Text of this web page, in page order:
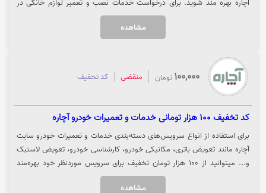
آچاره بهره مند شوید. برای درخواست خدمات نصب و تعمیر لوازم خانگی در
سایت آچاره روی گزینه "خرید کنید" کلیک نمایید.
مشاهده
100,000 تومان منقضی کد تخفیف
کد تخفیف 100 هزار تومانی خدمات و تعمیرات خودرو آچاره
برای استفاده از انواع سرویس‌های دسته‌بندی خدمات و تعمیرات خودرو سایت
آچاره مانند تعویض باتری، مکانیکی خودرو، کارشناسی خودرو، تعویض لاستیک
و... میتوانید از 100 هزار تومان تخفیف برای سرویس موردنظر خود بهره‌مند
شوید. جهت استفاده از خدمات و تعمیرات خودرو سایت آچاره روی گزینه"خرید
مشاهده